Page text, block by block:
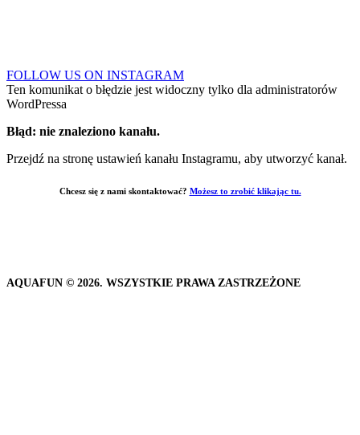
FOLLOW US ON INSTAGRAM
Ten komunikat o błędzie jest widoczny tylko dla administratorów
WordPressa
Błąd: nie znaleziono kanału.
Przejdź na stronę ustawień kanału Instagramu, aby utworzyć kanał.
Chcesz się z nami skontaktować? Możesz to zrobić klikając tu.
AQUAFUN © 2026. WSZYSTKIE PRAWA ZASTRZEŻONE